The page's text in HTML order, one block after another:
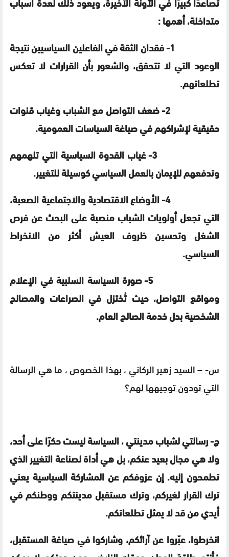
متداخلة، أهمها :
1- فقدان الثقة في الفاعلين السياسيين نتيجة
الوعود التي لا تتحقق، والشعور بأن القرارات لا تعكس
تطلعاتهم.
2- ضعف التواصل مع الشباب وغياب قنوات
حقيقية لإشراكهم في صياغة السياسات العمومية.
3- غياب القدوة السياسية التي تلهمهم
وتدفعهم للإيمان بالعمل السياسي كوسيلة للتغيير.
4- الأوضاع الاقتصادية والاجتماعية الصعبة،
التي تجعل أولويات الشباب منصبة على البحث عن فرص
الشغل وتحسين ظروف العيش أكثر من الانخراط
السياسي.
5- صورة السياسة السلبية في الإعلام
ومواقع التواصل، حيث تُختزل في الصراعات والمصالح
الشخصية بدل خدمة الصالح العام.
س- – السيد زهير الركاني ، بهذا الخصوص ، ما هي الرسالة
التي تودون توجيهها لهم؟
ج- رسالتي لشباب مدينتي ، السياسة ليست حكرًا على أحد،
ولا هي مجال بعيد عنكم، بل هي أداة لصناعة التغيير الذي
تطمحون إليه. إن عزوفكم عن المشاركة السياسية يعني
ترك القرار لغيركم، وترك مستقبل مدينتكم ووطنكم في
أيدي من قد لا يمثل تطلعاتكم.
انخرطوا، عبّروا عن آرائكم، وشاركوا في صياغة المستقبل،